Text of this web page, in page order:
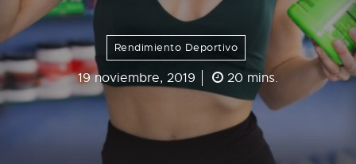
Rendimiento Deportivo
19 noviembre, 2019 20 mins.